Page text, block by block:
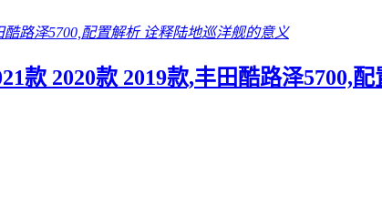
款 2020款 2019款,丰田酷路泽5700,